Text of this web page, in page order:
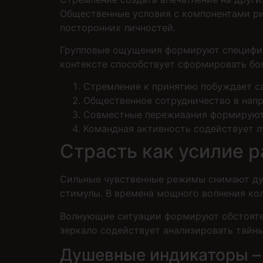
Общественные условия с компонентами
посторонних личностей.
Групповые ощущения формируют
контексте способствует сформировать
Стремление к принятию побуждает
Общественное сотрудничество в
Совместные переживания
Командная активность содействует
Страсть как усилие
Сильные чувственные режимы снимают
стимулы. В времена мощного волнения
Волнующие ситуации формируют
зеркало содействует анализировать
Душевные индикаторы